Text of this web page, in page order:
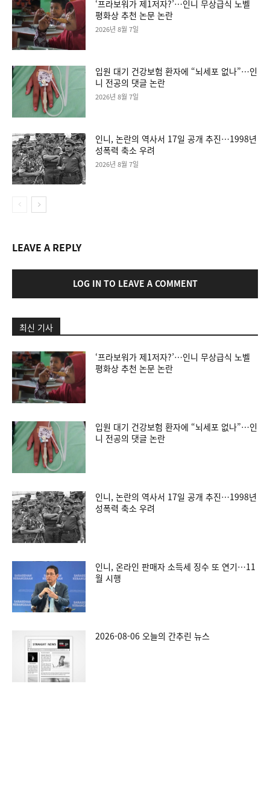
‘프라보워가 제1저자?’…인니 무상급식 노벨
평화상 추천 논문 논란
2026년 8월 7일
입원 대기 건강보험 환자에 “뇌세포 없나”…인
니 전공의 댓글 논란
2026년 8월 7일
인니, 논란의 역사서 17일 공개 추진…1998년
성폭력 축소 우려
2026년 8월 7일
LEAVE A REPLY
LOG IN TO LEAVE A COMMENT
최신 기사
‘프라보워가 제1저자?’…인니 무상급식 노벨
평화상 추천 논문 논란
입원 대기 건강보험 환자에 “뇌세포 없나”…인
니 전공의 댓글 논란
인니, 논란의 역사서 17일 공개 추진…1998년
성폭력 축소 우려
인니, 온라인 판매자 소득세 징수 또 연기…11
월 시행
2026-08-06 오늘의 간추린 뉴스